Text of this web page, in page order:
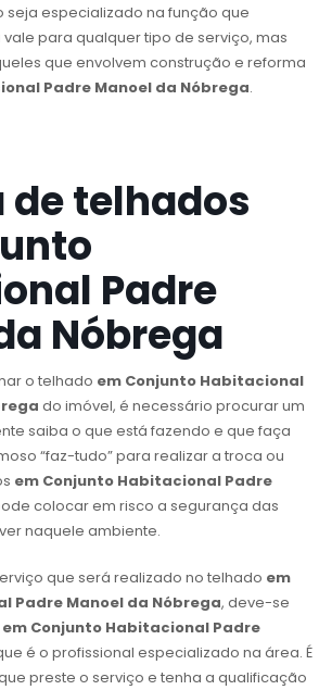
seja especializado na função que
para qualquer tipo de serviço, mas
que envolvem construção e reforma
Padre Manoel da Nóbrega.
de telhados
Padre
Nóbrega
o telhado em Conjunto Habitacional
do imóvel, é necessário procurar um
saiba o que está fazendo e que faça
“faz-tudo” para realizar a troca ou
em Conjunto Habitacional Padre
colocar em risco a segurança das
naquele ambiente.
que será realizado no telhado em
Padre Manoel da Nóbrega, deve-se
em Conjunto Habitacional Padre
é o profissional especializado na área. É
preste o serviço e tenha a qualificação